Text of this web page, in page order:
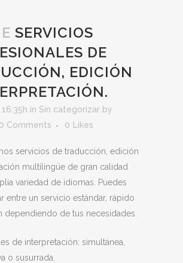
SERVICIOS
DE
EDICIÓN
in Sin categorizar by
0 Comments 0 Likes
servicios de traducción, edición
multilingüe de gran calidad
variedad de idiomas. Puedes
entre un servicio estándar, rápido
dependiendo de tus necesidades.
de interpretación: simultánea,
o susurrada.